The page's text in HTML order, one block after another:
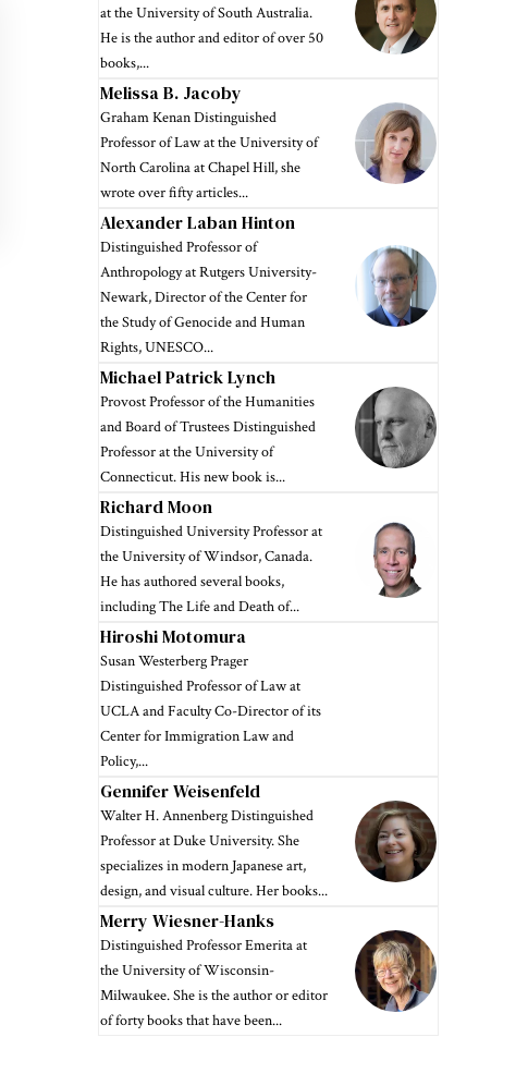
at the University of South Australia.
He is the author and editor of over 50
books,...
Melissa B. Jacoby
Graham Kenan Distinguished
Professor of Law at the University of
North Carolina at Chapel Hill, she
wrote over fifty articles...
Alexander Laban Hinton
Distinguished Professor of
Anthropology at Rutgers University-
Newark, Director of the Center for
the Study of Genocide and Human
Rights, UNESCO...
Michael Patrick Lynch
Provost Professor of the Humanities
and Board of Trustees Distinguished
Professor at the University of
Connecticut. His new book is...
Richard Moon
Distinguished University Professor at
the University of Windsor, Canada.
He has authored several books,
including The Life and Death of...
Hiroshi Motomura
Susan Westerberg Prager
Distinguished Professor of Law at
UCLA and Faculty Co-Director of its
Center for Immigration Law and
Policy,...
Gennifer Weisenfeld
Walter H. Annenberg Distinguished
Professor at Duke University. She
specializes in modern Japanese art,
design, and visual culture. Her books...
Merry Wiesner-Hanks
Distinguished Professor Emerita at
the University of Wisconsin-
Milwaukee. She is the author or editor
of forty books that have been...